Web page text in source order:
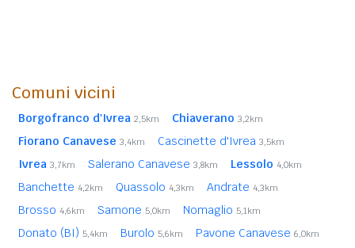
Comuni vicini
Borgofranco d'Ivrea 2,5km Chiaverano 3,2km
Fiorano Canavese 3,4km Cascinette d'Ivrea 3,5km
Ivrea 3,7km Salerano Canavese 3,8km Lessolo 4,0km
Banchette 4,2km Quassolo 4,3km Andrate 4,3km
Brosso 4,6km Samone 5,0km Nomaglio 5,1km
Donato (BI) 5,4km Burolo 5,6km Pavone Canavese 6,0km